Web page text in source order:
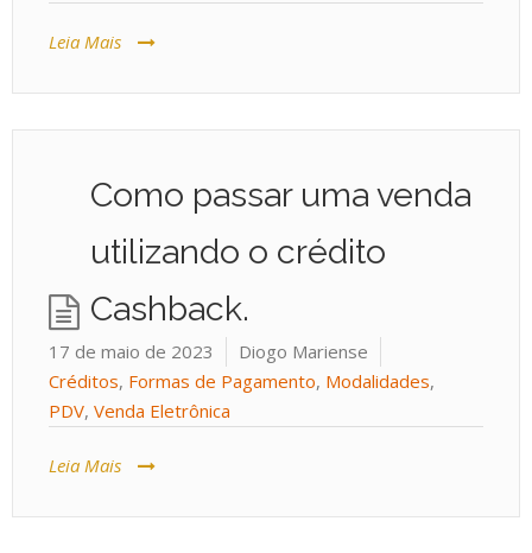
Leia Mais
Como passar uma venda
utilizando o crédito
Cashback.
17 de maio de 2023
Diogo Mariense
Créditos, Formas de Pagamento, Modalidades,
PDV, Venda Eletrônica
Leia Mais